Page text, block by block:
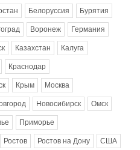
Белоруссия Бурятия
Воронеж Германия
Казахстан Калуга
Краснодар
Крым Москва
Новосибирск Омск
Приморье
Ростов Ростов на Дону США